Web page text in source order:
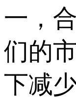
一，
们的
下减